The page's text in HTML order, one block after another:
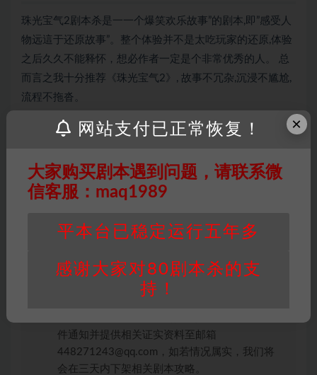
珠光宝气2剧本杀是一一个爆笑欢乐故事”的剧本,即”感受人
物远這于还原故事”。整个体验并不是太吃玩家的还原,体验
之后久久不能释怀，想必作者一定是个非常优秀的人。 总
而言之我十分推荐《珠光宝气2》, 故事不冗杂,沉浸不尴尬,
流程不拖沓。
效链接请联系客服补发！！！网盘不限速下载神
器→
点此下载←
投稿+个人整理而来，仅供学习研究使用，请勿
未购买，即代表已阅读本声明，理解并同意受本
条约约束，并遵守所有适用的法律法规。
件通知并提供相关证实资料至邮箱
448271243@qq.com，如若情况属实，我们将
会在三天内下架相关剧本攻略。
×
网站支付已正常恢复！
大家购买剧本遇到问题，请联系微
信客服：maq1989
平本台已稳定运行五年多
感谢大家对80剧本杀的支
持！